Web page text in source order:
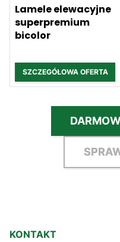
Lamele elewacyjne
superpremium
bicolor
SZCZEGÓŁOWA OFERTA
KONTAKT